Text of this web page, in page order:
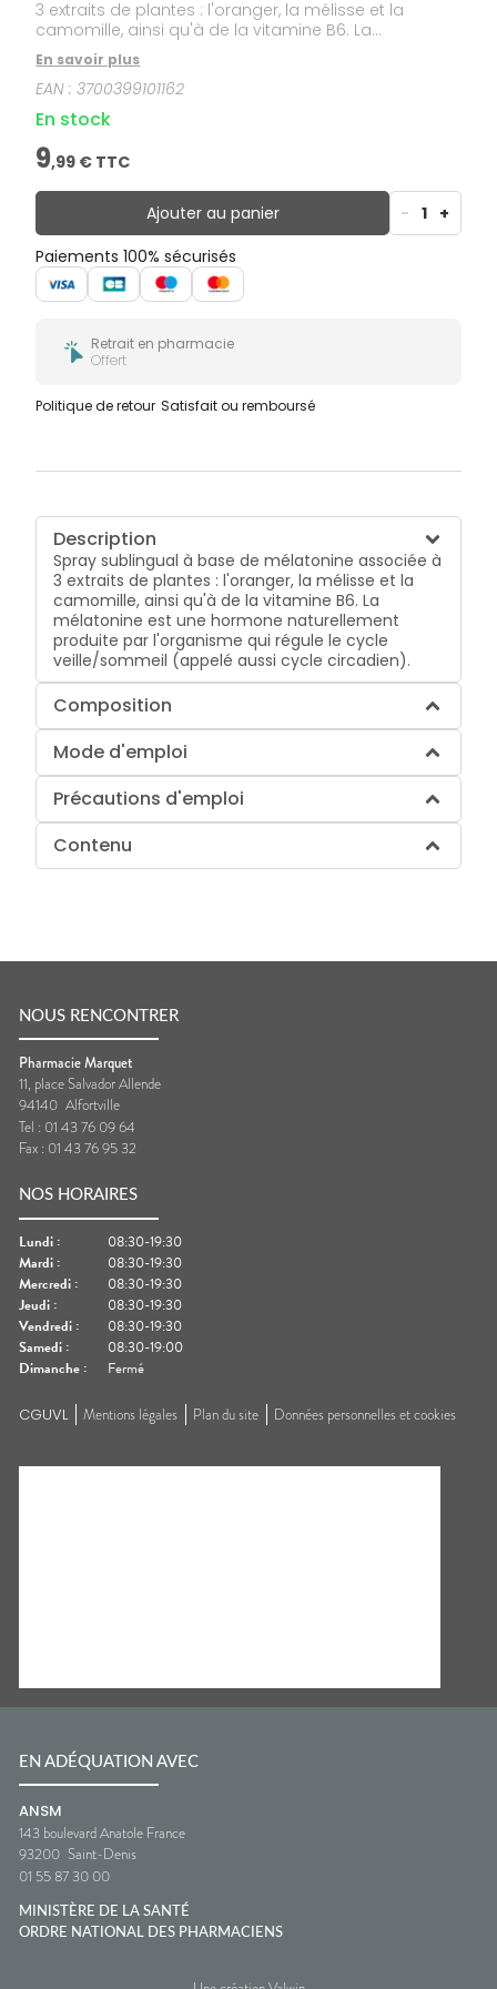
3 extraits de plantes : l'oranger, la mélisse et la
camomille, ainsi qu'à de la vitamine B6. La
mélatonine est une hormone naturellement produite
par l'organisme qui régule le cycle veille/sommeil
(appelé aussi cycle circadien).
En savoir plus
EAN :3700399101162
En stock
9,99 € TTC
Ajouter au panier - 1 +
Paiements 100% sécurisés
Retrait en pharmacie
Offert
Politique de retour Satisfait ou remboursé
Description
Spray sublingual à base de mélatonine associée à
3 extraits de plantes : l'oranger, la mélisse et la
camomille, ainsi qu'à de la vitamine B6. La
mélatonine est une hormone naturellement
produite par l'organisme qui régule le cycle
veille/sommeil (appelé aussi cycle circadien).
Composition
Mode d'emploi
Précautions d'emploi
Contenu
NOUS RENCONTRER
Pharmacie Marquet
11, place Salvador Allende
94140 Alfortville
Tel : 01 43 76 09 64
Fax : 01 43 76 95 32
NOS HORAIRES
Lundi :
08:30-19:30
Mardi :
08:30-19:30
Mercredi :
08:30-19:30
Jeudi :
08:30-19:30
Vendredi :
08:30-19:30
Samedi :
08:30-19:00
Dimanche : Fermé
CGUVL Mentions légales Plan du site Données personnelles et cookies
EN ADÉQUATION AVEC
ANSM
143 boulevard Anatole France
93200 Saint-Denis
01 55 87 30 00
MINISTÈRE DE LA SANTÉ
ORDRE NATIONAL DES PHARMACIENS